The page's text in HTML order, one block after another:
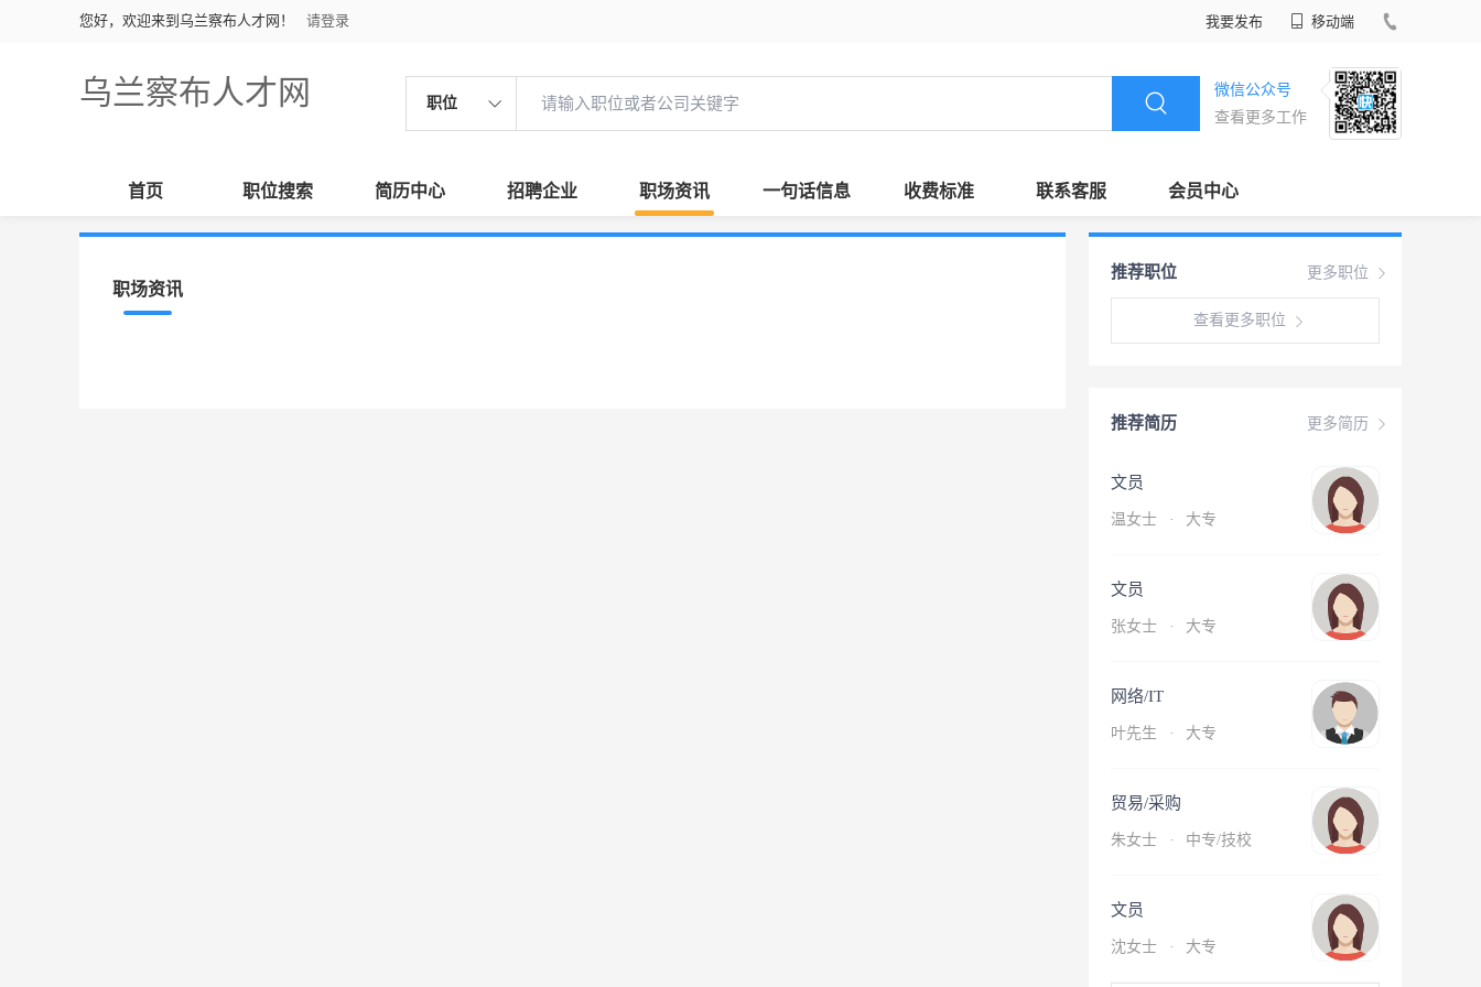
您好，欢迎来到乌兰察布人才网！ 请登录 我要发布 移动端
乌兰察布人才网 职位
微信公众号
查看更多工作
首页 职位搜索 简历中心 招聘企业 职场资讯 一句话信息 收费标准 联系客服 会员中心
职场资讯
更多职位
推荐职位
查看更多职位
更多简历
推荐简历
文员
温女士 · 大专
文员
张女士 · 大专
网络/IT
叶先生 · 大专
贸易/采购
朱女士 · 中专/技校
文员
沈女士 · 大专